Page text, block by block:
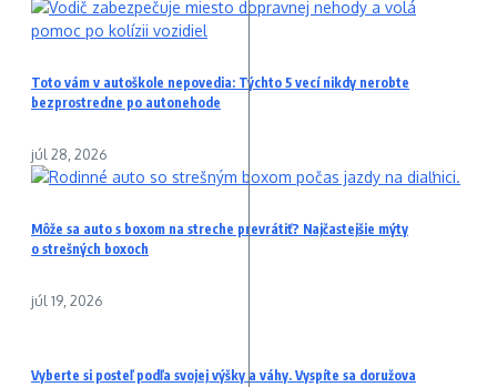
Toto vám v autoškole nepovedia: Týchto 5 vecí nikdy nerobte
bezprostredne po autonehode
júl 28, 2026
Môže sa auto s boxom na streche prevrátiť? Najčastejšie mýty
o strešných boxoch
júl 19, 2026
Vyberte si posteľ podľa svojej výšky a váhy. Vyspíte sa doružova